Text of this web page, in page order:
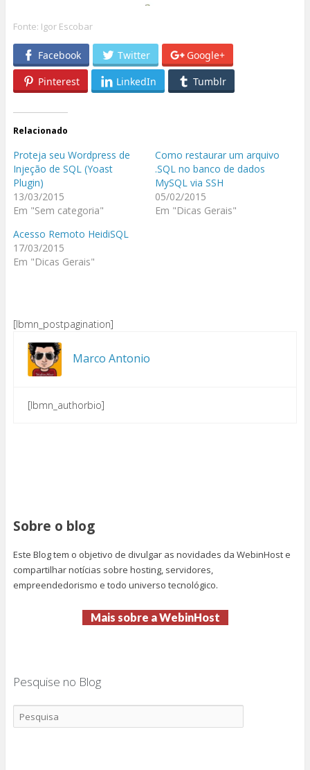
Fonte: Igor Escobar
Facebook Twitter
Google+
Pinterest
LinkedIn Tumblr
Relacionado
Proteja seu Wordpress de
Injeção de SQL (Yoast
Plugin)
13/03/2015
Em "Sem categoria"
Como restaurar um arquivo
.SQL no banco de dados
MySQL via SSH
05/02/2015
Em "Dicas Gerais"
Acesso Remoto HeidiSQL
17/03/2015
Em "Dicas Gerais"
[lbmn_postpagination]
Marco Antonio
[lbmn_authorbio]
Sobre o blog
Este Blog tem o objetivo de divulgar as novidades da WebinHost e
compartilhar notícias sobre hosting, servidores,
empreendedorismo e todo universo tecnológico.
Mais sobre a WebinHost
Pesquise no Blog